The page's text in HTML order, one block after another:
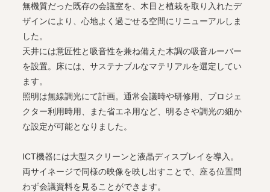
無機質だった既存の会議室を、木目と植栽を取り入れたデ
ザインにより、心地よく過ごせる空間にリニューアルしま
した。
天井には意匠性と吸音性を兼ね備えた木調の吸音ルーバー
を設置。床には、サステナブルなマテリアルを選定してい
ます。
照明は無線調光にて計画。通常会議時や研修用、プロジェ
クター利用時用、また省エネ用など、明るさや調光の細か
な設定が可能となりました。
ICT機器には大型スクリーンと液晶ディスプレイを導入。
両サイネージで同様の映像を映し出すことで、座る位置問
わず会議資料を見ることができます。